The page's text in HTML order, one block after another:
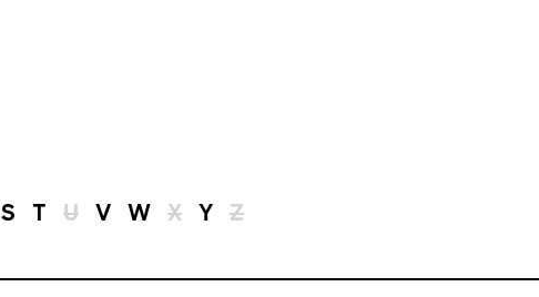
S T U V W X Y Z